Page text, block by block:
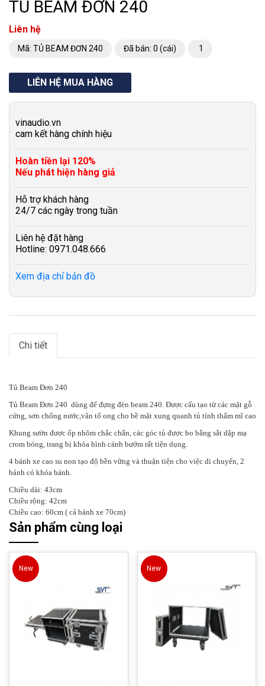
TỦ BEAM ĐƠN 240
Liên hệ
Mã: TỦ BEAM ĐƠN 240 Đã bán: 0 (cái) 1
LIÊN HỆ MUA HÀNG
vinaudio.vn
cam kết hàng chính hiệu
Hoàn tiền lại 120%
Nếu phát hiện hàng giả
Hỗ trợ khách hàng
24/7 các ngày trong tuần
Liên hệ đặt hàng
Hotline: 0971.048.666
Xem địa chỉ bản đồ
Chi tiết
Tủ Beam Đơn 240
Tủ Beam Đơn 240 dùng để đựng đèn beam 240. Được cấu tạo từ các mặt gỗ
cứng, sơn chống nước,vân tổ ong cho bề mặt xung quanh tủ tính thẩm mĩ cao
Khung sườn được ốp nhôm chắc chắn, các góc tủ được bo bằng sắt dập mạ
crom bóng, trang bị khóa hình cánh bướm rất tiện dụng.
4 bánh xe cao su non tạo độ bền vững và thuận tiện cho việc di chuyển, 2
bánh có khóa bánh.
Chiều dài: 43cm
Chiều rộng: 42cm
Chiều cao: 60cm ( cả bánh xe 70cm)
Sản phẩm cùng loại
New New